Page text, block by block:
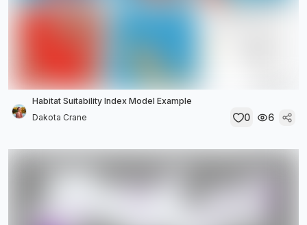
Habitat Suitability Index Model Example
Dakota Crane
0 6